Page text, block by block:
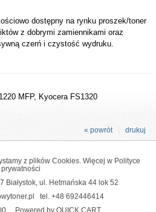
dostępny na rynku proszek/toner
z dobrymi zamiennikami oraz
czerń i czystość wydruku.
MFP, Kyocera FS1320
drukuj
« powrót
z plików Cookies. Więcej w Polityce
prywatności
Białystok, ul. Hetmańska 44 lok 52
tel. +48 692446414
Powered by QUICK.CART